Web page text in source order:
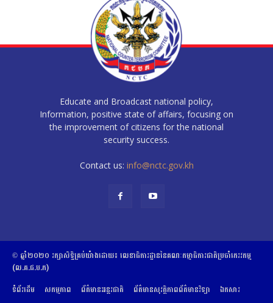
Educate and Broadcast national policy,
Information, positive state of affairs, focusing on
the improvement of citizens for the national
security success.
Contact us: info@nctc.gov.kh
© ឆ្នាំ២០២០​ ​រក្សាសិទ្ធិ​គ្រប់យ៉ាង​ដោយ​៖​ ​លេខាធិការដ្ឋាននៃគណៈកម្មាធិការជាតិប្រចាំភេរវកម្ម
(ល.គ.ជ.ប.ភ)
ទំព័រដើម
សកម្មភាព ព័ត៌មានអន្តរជាតិ ព័ត៌មានសុវត្ថិភាពព័ត៌មានវិទ្យា ឯកសារ